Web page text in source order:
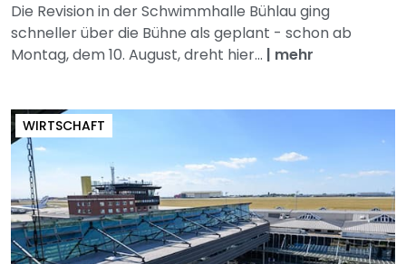
Die Revision in der Schwimmhalle Bühlau ging
schneller über die Bühne als geplant - schon ab
Montag, dem 10. August, dreht hier... | mehr
WIRTSCHAFT